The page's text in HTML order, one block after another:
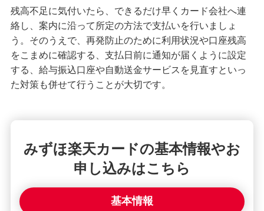
残高不足に気付いたら、できるだけ早くカード会社へ連
絡し、案内に沿って所定の方法で支払いを行いましょ
う。そのうえで、再発防止のために利用状況や口座残高
をこまめに確認する、支払日前に通知が届くように設定
する、給与振込口座や自動送金サービスを見直すといっ
た対策も併せて行うことが大切です。
みずほ楽天カードの基本情報やお
申し込みはこちら
基本情報